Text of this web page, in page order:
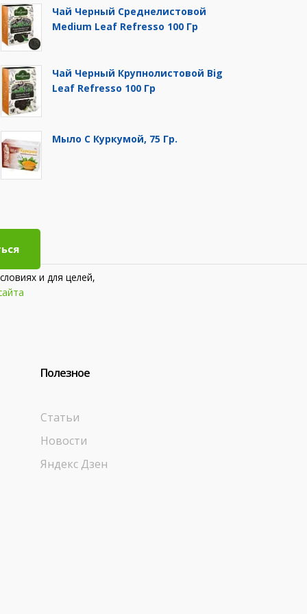
Чай Черный Среднелистовой
Medium Leaf Refresso 100 Гр
Чай Черный Крупнолистовой Big
Leaf Refresso 100 Гр
Мыло С Куркумой, 75 Гр.
и для целей,
Полезное
Статьи
Новости
Яндекс Дзен